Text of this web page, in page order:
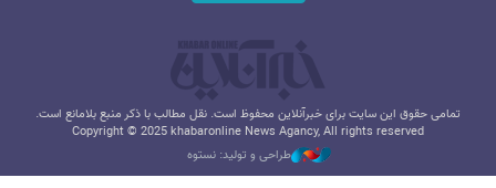
تمامی حقوق این سایت برای خبرآنلاین محفوظ است. نقل مطالب با ذکر منبع بلامانع است.
Copyright © 2025 khabaronline News Agancy, All rights reserved
طراحی و تولید: نستوه